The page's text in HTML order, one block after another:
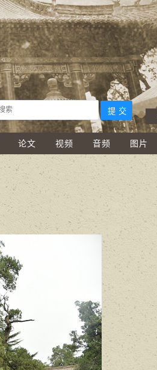
论文 视频 音频 图片